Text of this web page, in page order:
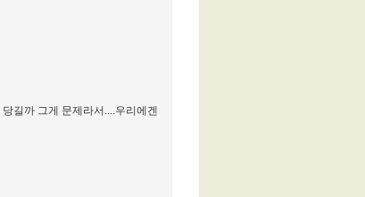
길까 그게 문제라서....우리에겐